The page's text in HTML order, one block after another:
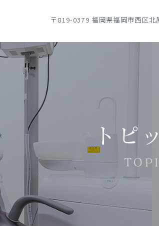
〒819-0379 福岡県福岡市西区北
トピ